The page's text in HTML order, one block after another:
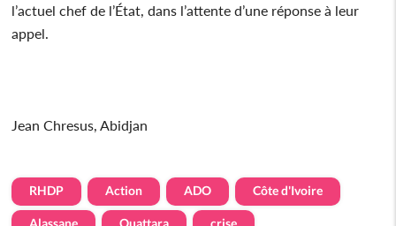
l’actuel chef de l’État, dans l’attente d’une réponse à leur
appel.
Jean Chresus, Abidjan
RHDP Action ADO Côte d'Ivoire
Alassane Ouattara crise